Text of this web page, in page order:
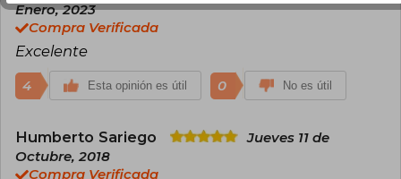
Enero, 2023
Compra Verificada
Excelente
4 Esta opinión es útil 0 No es útil
Humberto Sariego
Jueves 11 de
Octubre, 2018
Compra Verificada